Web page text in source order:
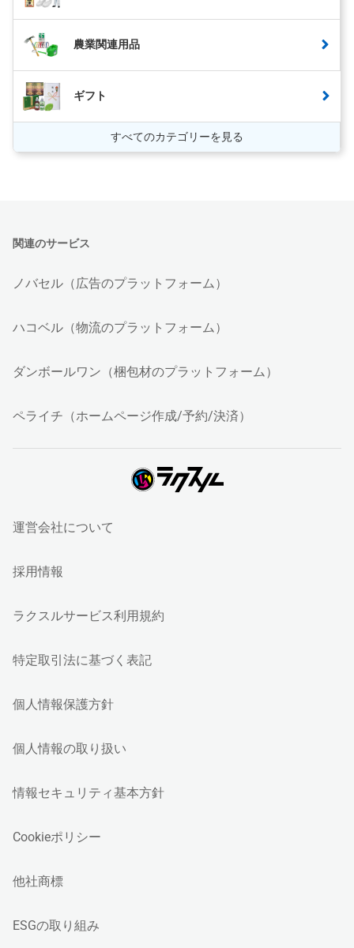
農業関連用品
ギフト
すべてのカテゴリーを見る
関連のサービス
ノバセル（広告のプラットフォーム）
ハコベル（物流のプラットフォーム）
ダンボールワン（梱包材のプラットフォーム）
ペライチ（ホームページ作成/予約/決済）
運営会社について
採用情報
ラクスルサービス利用規約
特定取引法に基づく表記
個人情報保護方針
個人情報の取り扱い
情報セキュリティ基本方針
Cookieポリシー
他社商標
ESGの取り組み